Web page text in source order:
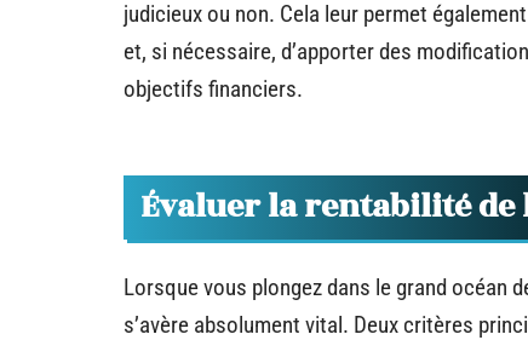
judicieux ou non. Cela leur permet
et, si nécessaire, d’apporter des
objectifs financiers.
Évaluer la rentabilité
Lorsque vous plongez dans le grand océan
s’avère absolument vital. Deux critères